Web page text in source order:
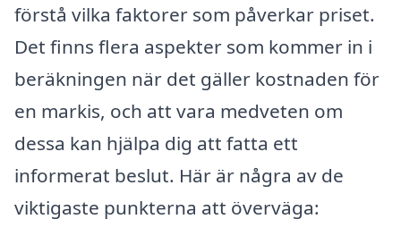
förstå vilka faktorer som påverkar priset.
Det finns flera aspekter som kommer in i
beräkningen när det gäller kostnaden för
en markis, och att vara medveten om
dessa kan hjälpa dig att fatta ett
informerat beslut. Här är några av de
viktigaste punkterna att överväga: